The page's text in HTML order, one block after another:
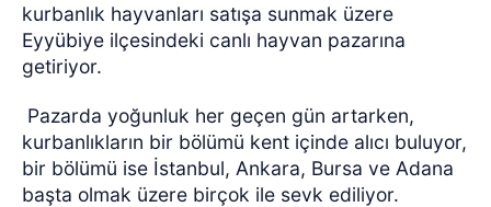
kurbanlık hayvanları satışa sunmak üzere
Eyyübiye ilçesindeki canlı hayvan pazarına
getiriyor.
Pazarda yoğunluk her geçen gün artarken,
kurbanlıkların bir bölümü kent içinde alıcı buluyor,
bir bölümü ise İstanbul, Ankara, Bursa ve Adana
başta olmak üzere birçok ile sevk ediliyor.